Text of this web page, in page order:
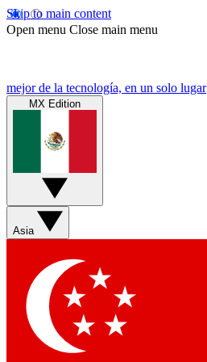
Skip to main content
Open menu Close main menu
mejor de la tecnología, en un solo lugar
MX Edition
Asia